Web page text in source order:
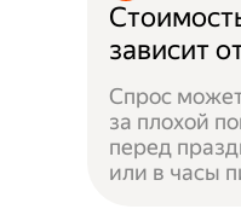
зависит
Спрос
за плохой
перед
или в часы